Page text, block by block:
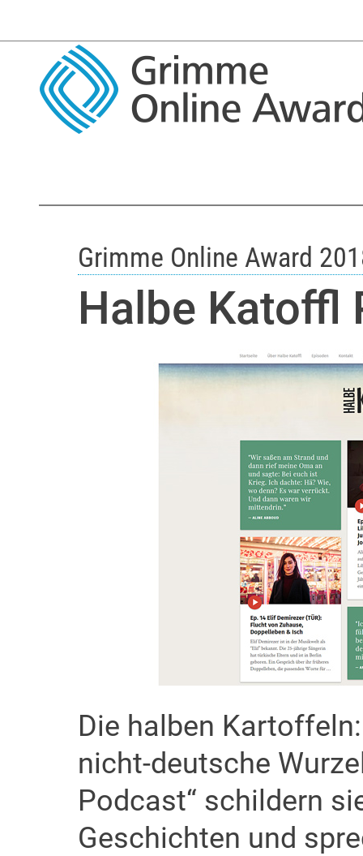
Grimme Online Award
Halbe Katoffl
Die halben
nicht-deutsche
Podcast“ schildern
Geschichten und